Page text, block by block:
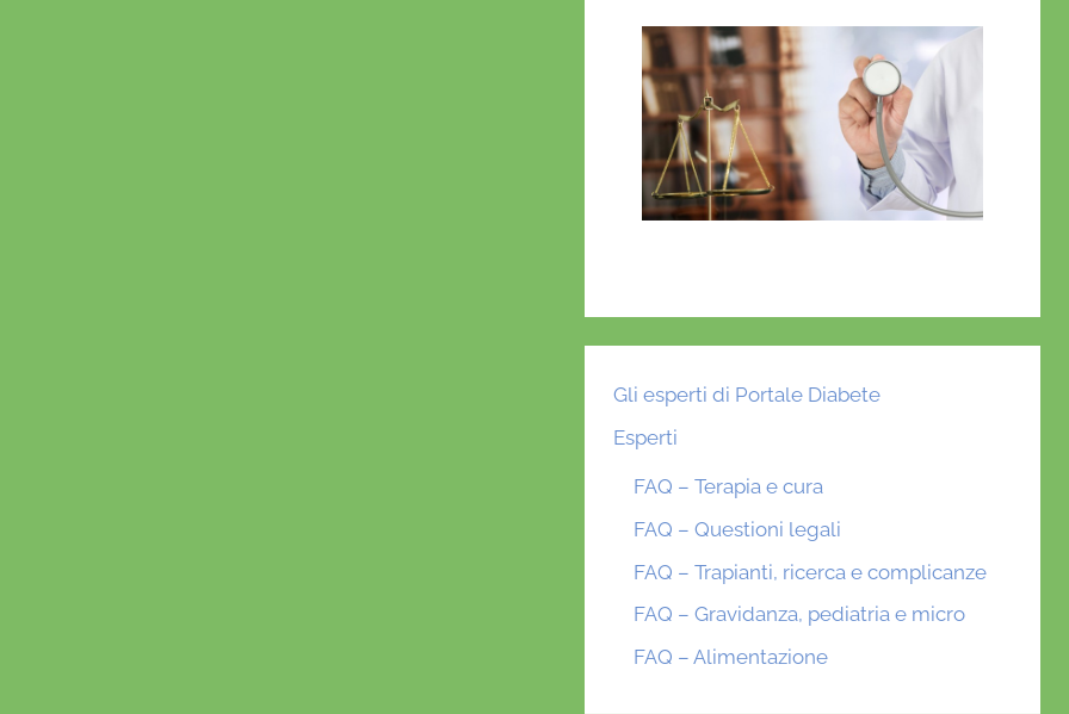
Gli esperti di Portale Diabete
Esperti
FAQ – Terapia e cura
FAQ – Questioni legali
FAQ – Trapianti, ricerca e complicanze
FAQ – Gravidanza, pediatria e micro
FAQ – Alimentazione